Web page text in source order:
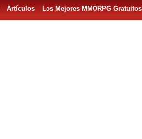
Artículos Los Mejores MMORPG Gratuitos